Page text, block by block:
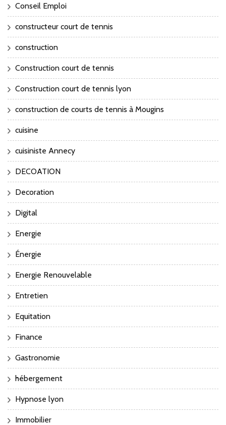
Conseil Emploi
constructeur court de tennis
construction
Construction court de tennis
Construction court de tennis lyon
construction de courts de tennis à Mougins
cuisine
cuisiniste Annecy
DECOATION
Decoration
Digital
Energie
Énergie
Energie Renouvelable
Entretien
Equitation
Finance
Gastronomie
hébergement
Hypnose lyon
Immobilier